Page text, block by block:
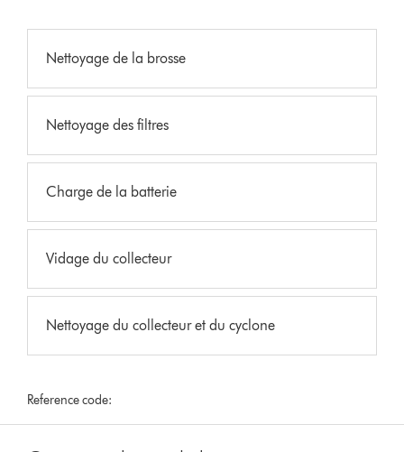
Nettoyage de la brosse
Nettoyage des filtres
Charge de la batterie
Vidage du collecteur
Nettoyage du collecteur et du cyclone
Reference code: